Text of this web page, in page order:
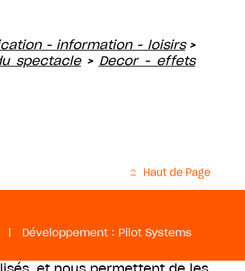
- information - loisirs>
spectacle> Decor - effets
Haut de Page
| Développement : Pilot Systems